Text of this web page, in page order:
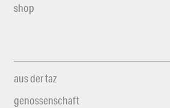
shop
aus der taz
genossenschaft